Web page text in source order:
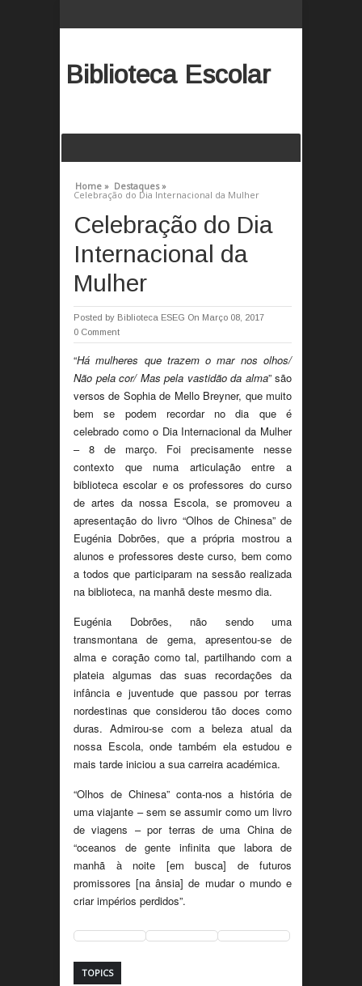
Biblioteca Escolar
Home » Destaques »
Celebração do Dia Internacional da Mulher
Celebração do Dia
Internacional da
Mulher
Posted by Biblioteca ESEG On Março 08, 2017
0 Comment
“Há mulheres que trazem o mar nos olhos/
Não pela cor/ Mas pela vastidão da alma” são
versos de Sophia de Mello Breyner, que muito
bem se podem recordar no dia que é
celebrado como o Dia Internacional da Mulher
– 8 de março. Foi precisamente nesse
contexto que numa articulação entre a
biblioteca escolar e os professores do curso
de artes da nossa Escola, se promoveu a
apresentação do livro “Olhos de Chinesa” de
Eugénia Dobrões, que a própria mostrou a
alunos e professores deste curso, bem como
a todos que participaram na sessão realizada
na biblioteca, na manhã deste mesmo dia.
Eugénia Dobrões, não sendo uma
transmontana de gema, apresentou-se de
alma e coração como tal, partilhando com a
plateia algumas das suas recordações da
infância e juventude que passou por terras
nordestinas que considerou tão doces como
duras. Admirou-se com a beleza atual da
nossa Escola, onde também ela estudou e
mais tarde iniciou a sua carreira académica.
“Olhos de Chinesa” conta-nos a história de
uma viajante – sem se assumir como um livro
de viagens – por terras de uma China de
“oceanos de gente infinita que labora de
manhã à noite [em busca] de futuros
promissores [na ânsia] de mudar o mundo e
criar impérios perdidos”.
TOPICS